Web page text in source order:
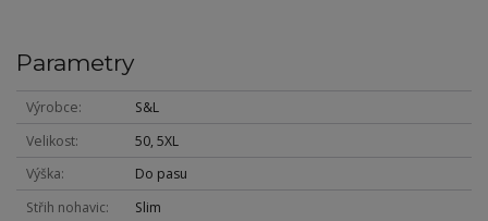
Parametry
Výrobce
S&L
Velikost
50, 5XL
Výška
Do pasu
Střih nohavic
Slim